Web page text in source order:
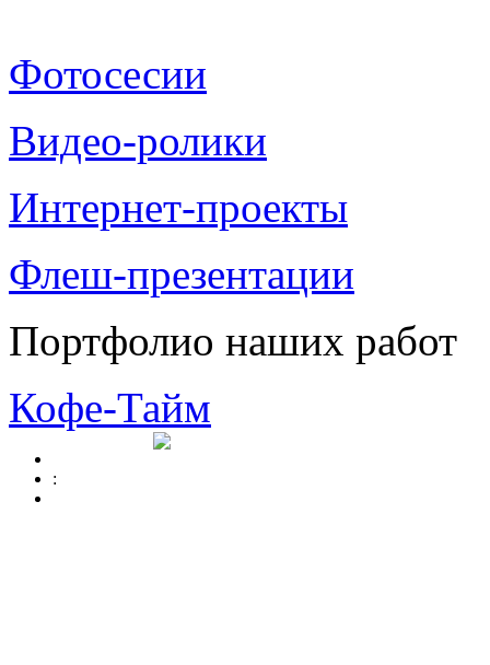
Фотосесии
Видео-ролики
Интернет-проекты
Флеш-презентации
Портфолио наших работ
Кофе-Тайм
: